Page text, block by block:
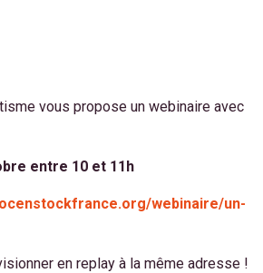
vous propose un webinaire avec
entre 10 et 11h
webinaire/un-
en replay à la même adresse !